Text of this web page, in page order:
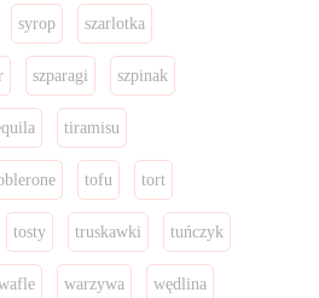
syrop szarlotka
szparagi szpinak
tiramisu
tofu tort
tosty truskawki tuńczyk
warzywa wędlina